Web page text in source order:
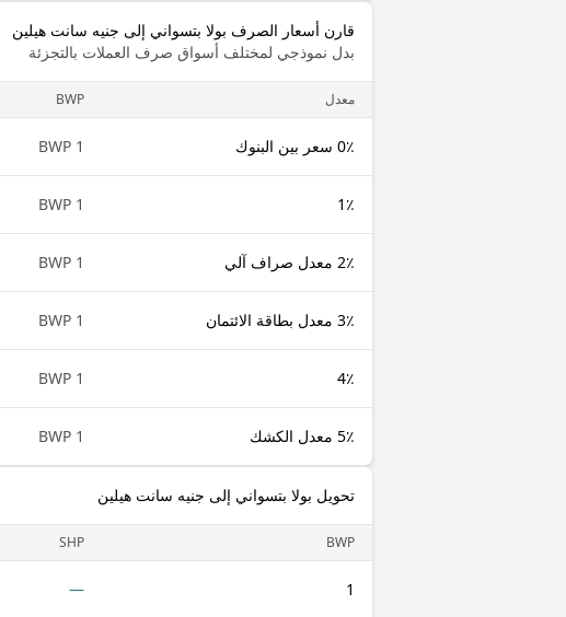
قارن أسعار الصرف بولا بتسواني إلى جنيه سانت هيلين
بدل نموذجي لمختلف أسواق صرف العملات بالتجزئة
معدل BWP
0٪ سعر بين البنوك 1 BWP
1٪ 1 BWP
2٪ معدل صراف آلي 1 BWP
3٪ معدل بطاقة الائتمان 1 BWP
4٪ 1 BWP
5٪ معدل الكشك 1 BWP
تحويل بولا بتسواني إلى جنيه سانت هيلين
BWP
SHP
1
—